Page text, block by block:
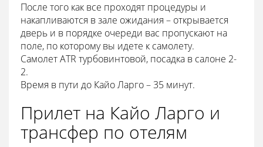
После того как все проходят процедуры и
накапливаются в зале ожидания – открывается
дверь и в порядке очереди вас пропускают на
поле, по которому вы идете к самолету.
Самолет ATR турбовинтовой, посадка в салоне 2-
2.
Время в пути до Кайо Ларго – 35 минут.
Прилет на Кайо Ларго и
трансфер по отелям